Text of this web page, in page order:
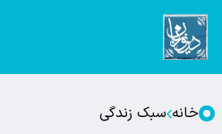
خانه سبک زندگی